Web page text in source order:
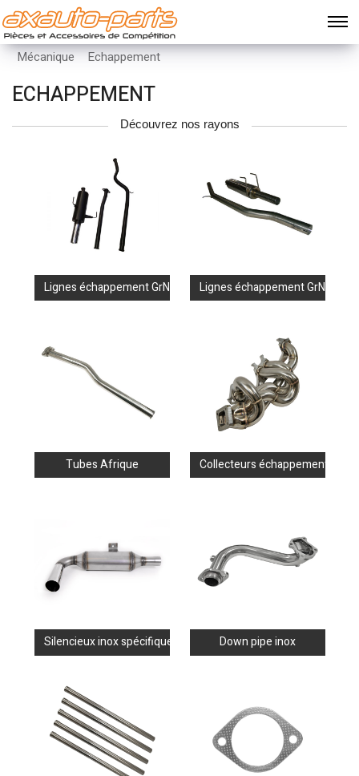
Mécanique Echappement
ECHAPPEMENT
Découvrez nos rayons
Lignes échappement GrN/GrA acierLignes échappement GrN/GrA
Tubes Afrique Collecteurs échappement inox
Silencieux inox spécifiques Down pipe inox